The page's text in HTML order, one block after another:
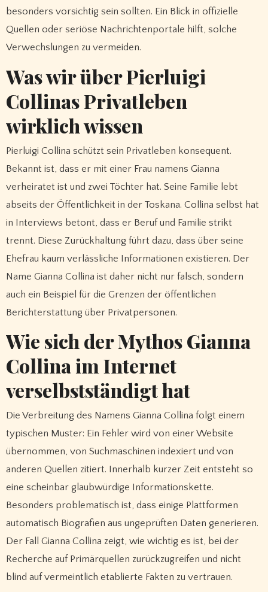
besonders vorsichtig sein sollten. Ein Blick in offizielle
Quellen oder seriöse Nachrichtenportale hilft, solche
Verwechslungen zu vermeiden.
Was wir über Pierluigi
Collinas Privatleben
wirklich wissen
Pierluigi Collina schützt sein Privatleben konsequent.
Bekannt ist, dass er mit einer Frau namens Gianna
verheiratet ist und zwei Töchter hat. Seine Familie lebt
abseits der Öffentlichkeit in der Toskana. Collina selbst hat
in Interviews betont, dass er Beruf und Familie strikt
trennt. Diese Zurückhaltung führt dazu, dass über seine
Ehefrau kaum verlässliche Informationen existieren. Der
Name Gianna Collina ist daher nicht nur falsch, sondern
auch ein Beispiel für die Grenzen der öffentlichen
Berichterstattung über Privatpersonen.
Wie sich der Mythos Gianna
Collina im Internet
verselbstständigt hat
Die Verbreitung des Namens Gianna Collina folgt einem
typischen Muster: Ein Fehler wird von einer Website
übernommen, von Suchmaschinen indexiert und von
anderen Quellen zitiert. Innerhalb kurzer Zeit entsteht so
eine scheinbar glaubwürdige Informationskette.
Besonders problematisch ist, dass einige Plattformen
automatisch Biografien aus ungeprüften Daten generieren.
Der Fall Gianna Collina zeigt, wie wichtig es ist, bei der
Recherche auf Primärquellen zurückzugreifen und nicht
blind auf vermeintlich etablierte Fakten zu vertrauen.